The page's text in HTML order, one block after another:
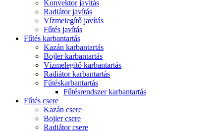
Konvektor javítás
Radiátor javítás
Vízmelegítő javítás
Fűtés javítás
Fűtés karbantartás
Kazán karbantartás
Bojler karbantartás
Vízmelegítő karbantartás
Radiátor karbantartás
Fűtéskarbantartás
Fűtésrendszer karbantartás
Fűtés csere
Kazán csere
Bojler csere
Radiátor csere